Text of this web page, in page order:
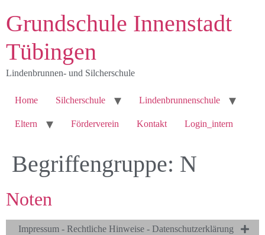
Grundschule Innenstadt
Tübingen
Lindenbrunnen- und Silcherschule
Home Silcherschule Lindenbrunnenschule
Eltern Förderverein Kontakt Login_intern
Begriffengruppe: N
Noten
Impressum - Rechtliche Hinweise - Datenschutzerklärung